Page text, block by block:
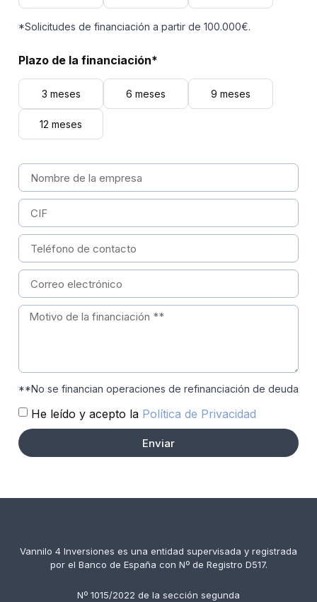
*Solicitudes de financiación a partir de 100.000€.
Plazo de la financiación*
3 meses 6 meses 9 meses
12 meses
**No se financian operaciones de refinanciación de deuda
He leído y acepto la Política de Privacidad
Enviar
Vannilo 4 Inversiones es una entidad supervisada y registrada
por el Banco de España con Nº de Registro D517.
Nº 1015/2022 de la sección segunda